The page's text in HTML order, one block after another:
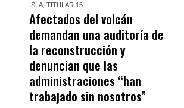
ISLA ,TITULAR 15
Afectados del volcán
demandan una auditoría de
la reconstrucción y
denuncian que las
administraciones “han
trabajado sin nosotros”